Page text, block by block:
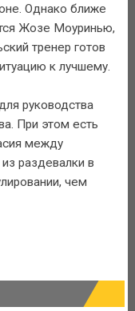
Однако ближе
Жозе Моуринью,
тренер готов
к лучшему.
руководства
При этом есть
между
раздевалки в
чем